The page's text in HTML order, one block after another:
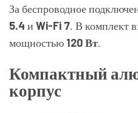
За беспроводное
5.4 и Wi-Fi 7. В комплект
мощностью 120 Вт.
Компактный
корпус